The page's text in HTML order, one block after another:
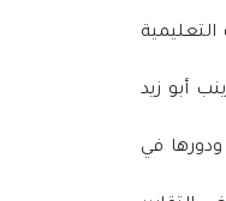
أبو زيد
ودورها في